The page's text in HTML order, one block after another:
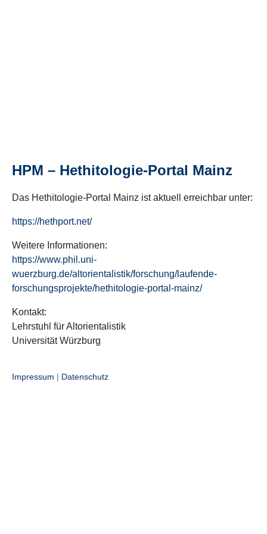
HPM – Hethitologie-Portal Mainz
Das Hethitologie-Portal Mainz ist aktuell erreichbar unter:
https://hethport.net/
Weitere Informationen:
https://www.phil.uni-
wuerzburg.de/altorientalistik/forschung/laufende-
forschungsprojekte/hethitologie-portal-mainz/
Kontakt:
Lehrstuhl für Altorientalistik
Universität Würzburg
Impressum | Datenschutz